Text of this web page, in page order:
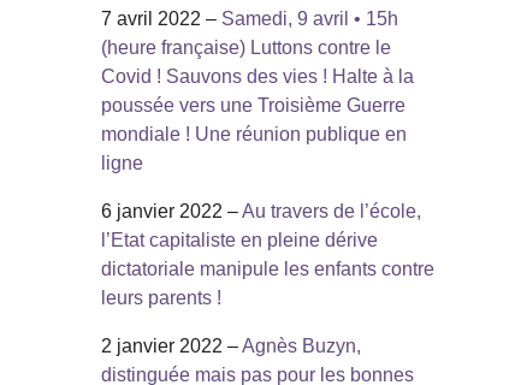
7 avril 2022 – Samedi, 9 avril • 15h
(heure française) Luttons contre le
Covid ! Sauvons des vies ! Halte à la
poussée vers une Troisième Guerre
mondiale ! Une réunion publique en
ligne
6 janvier 2022 –Au travers de l’école,
l’Etat capitaliste en pleine dérive
dictatoriale manipule les enfants contre
leurs parents !
2 janvier 2022 –Agnès Buzyn,
distinguée mais pas pour les bonnes